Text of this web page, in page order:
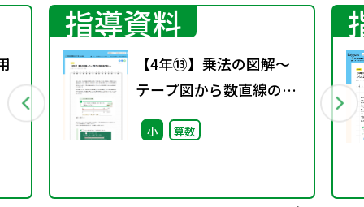
指導資料
【4年⑬】乗法の図解～
テープ図から数直線の図
へ～
小 算数